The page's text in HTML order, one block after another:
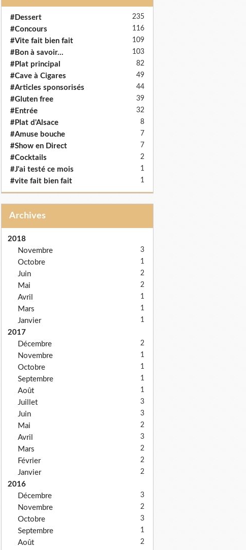
#Dessert 235
#Concours 116
#Vite fait bien fait 109
#Bon à savoir... 103
#Plat principal 82
#Cave à Cigares 49
#Articles sponsorisés 44
#Gluten free 39
#Entrée 32
#Plat d'Alsace 8
#Amuse bouche 7
#Show en Direct 7
#Cocktails 2
#J'ai testé ce mois 1
#vite fait bien fait 1
Archives
2018
Novembre
3
Octobre 1
Juin 2
Mai 2
Avril 1
Mars 1
Janvier 1
2017
Décembre
2
Novembre 1
Octobre 1
Septembre 1
Août 1
Juillet 3
Juin 3
Mai 2
Avril 3
Mars 2
Février 2
Janvier 2
2016
Décembre
3
Novembre 2
Octobre 3
Septembre 1
Août 2